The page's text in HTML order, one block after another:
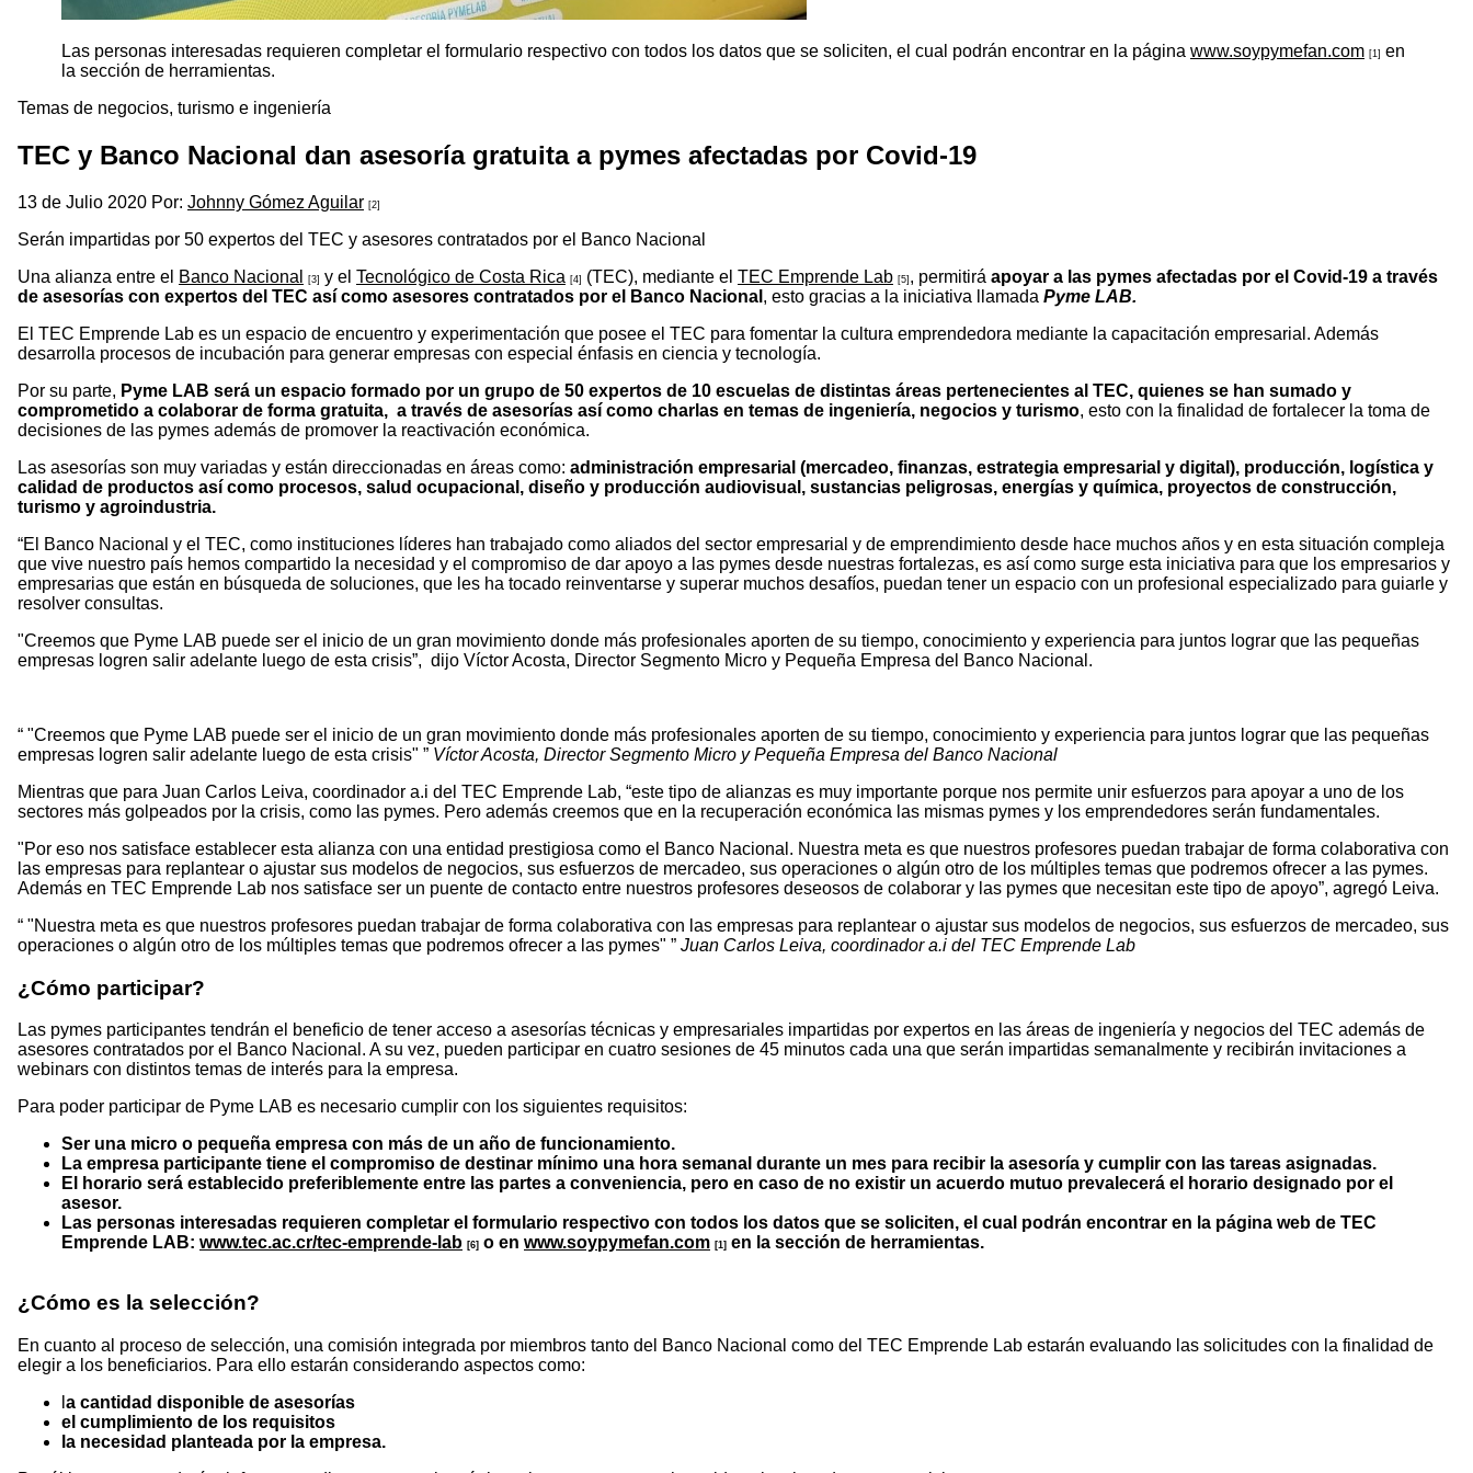
Las personas interesadas requieren completar el formulario respectivo con todos los datos que se soliciten, el cual podrán encontrar en la página www.soypymefan.com [1] en
la sección de herramientas.
Temas de negocios, turismo e ingeniería
TEC y Banco Nacional dan asesoría gratuita a pymes afectadas por Covid-19
13 de Julio 2020 Por: Johnny Gómez Aguilar [2]
Serán impartidas por 50 expertos del TEC y asesores contratados por el Banco Nacional
Una alianza entre el Banco Nacional [3] y el Tecnológico de Costa Rica [4] (TEC), mediante el TEC Emprende Lab [5] , permitirá apoyar a las pymes afectadas por el Covid-19 a través
de asesorías con expertos del TEC así como asesores contratados por el Banco Nacional , esto gracias a la iniciativa llamada Pyme LAB.
El TEC Emprende Lab es un espacio de encuentro y experimentación que posee el TEC para fomentar la cultura emprendedora mediante la capacitación empresarial. Además
desarrolla procesos de incubación para generar empresas con especial énfasis en ciencia y tecnología.
Por su parte, Pyme LAB será un espacio formado por un grupo de 50 expertos de 10 escuelas de distintas áreas pertenecientes al TEC, quienes se han sumado y
comprometido a colaborar de forma gratuita, a través de asesorías así como charlas en temas de ingeniería, negocios y turismo, esto con la finalidad de fortalecer la toma de
decisiones de las pymes además de promover la reactivación económica.
Las asesorías son muy variadas y están direccionadas en áreas como: administración empresarial (mercadeo, finanzas, estrategia empresarial y digital), producción, logística y
calidad de productos así como procesos, salud ocupacional, diseño y producción audiovisual, sustancias peligrosas, energías y química, proyectos de construcción,
turismo y agroindustria.
“El Banco Nacional y el TEC, como instituciones líderes han trabajado como aliados del sector empresarial y de emprendimiento desde hace muchos años y en esta situación compleja
que vive nuestro país hemos compartido la necesidad y el compromiso de dar apoyo a las pymes desde nuestras fortalezas, es así como surge esta iniciativa para que los empresarios y
empresarias que están en búsqueda de soluciones, que les ha tocado reinventarse y superar muchos desafíos, puedan tener un espacio con un profesional especializado para guiarle y
resolver consultas.
"Creemos que Pyme LAB puede ser el inicio de un gran movimiento donde más profesionales aporten de su tiempo, conocimiento y experiencia para juntos lograr que las pequeñas
empresas logren salir adelante luego de esta crisis”, dijo Víctor Acosta, Director Segmento Micro y Pequeña Empresa del Banco Nacional.
"Creemos que Pyme LAB puede ser el inicio de un gran movimiento donde más profesionales aporten de su tiempo, conocimiento y experiencia para juntos lograr que las pequeñas
empresas logren salir adelante luego de esta crisis"
Víctor Acosta, Director Segmento Micro y Pequeña Empresa del Banco Nacional
Mientras que para Juan Carlos Leiva, coordinador a.i del TEC Emprende Lab, “este tipo de alianzas es muy importante porque nos permite unir esfuerzos para apoyar a uno de los
sectores más golpeados por la crisis, como las pymes. Pero además creemos que en la recuperación económica las mismas pymes y los emprendedores serán fundamentales.
"Por eso nos satisface establecer esta alianza con una entidad prestigiosa como el Banco Nacional. Nuestra meta es que nuestros profesores puedan trabajar de forma colaborativa con
las empresas para replantear o ajustar sus modelos de negocios, sus esfuerzos de mercadeo, sus operaciones o algún otro de los múltiples temas que podremos ofrecer a las pymes.
Además en TEC Emprende Lab nos satisface ser un puente de contacto entre nuestros profesores deseosos de colaborar y las pymes que necesitan este tipo de apoyo”, agregó Leiva.
"Nuestra meta es que nuestros profesores puedan trabajar de forma colaborativa con las empresas para replantear o ajustar sus modelos de negocios, sus esfuerzos de mercadeo, sus
operaciones o algún otro de los múltiples temas que podremos ofrecer a las pymes"
Juan Carlos Leiva, coordinador a.i del TEC Emprende Lab
¿Cómo participar?
Las pymes participantes tendrán el beneficio de tener acceso a asesorías técnicas y empresariales impartidas por expertos en las áreas de ingeniería y negocios del TEC además de
asesores contratados por el Banco Nacional. A su vez, pueden participar en cuatro sesiones de 45 minutos cada una que serán impartidas semanalmente y recibirán invitaciones a
webinars con distintos temas de interés para la empresa.
Para poder participar de Pyme LAB es necesario cumplir con los siguientes requisitos:
Ser una micro o pequeña empresa con más de un año de funcionamiento.
La empresa participante tiene el compromiso de destinar mínimo una hora semanal durante un mes para recibir la asesoría y cumplir con las tareas asignadas.
El horario será establecido preferiblemente entre las partes a conveniencia, pero en caso de no existir un acuerdo mutuo prevalecerá el horario designado por el
asesor.
Las personas interesadas requieren completar el formulario respectivo con todos los datos que se soliciten, el cual podrán encontrar en la página web de TEC
Emprende LAB: www.tec.ac.cr/tec-emprende-lab [6] o en www.soypymefan.com [1] en la sección de herramientas.
¿Cómo es la selección?
En cuanto al proceso de selección, una comisión integrada por miembros tanto del Banco Nacional como del TEC Emprende Lab estarán evaluando las solicitudes con la finalidad de
elegir a los beneficiarios. Para ello estarán considerando aspectos como:
a cantidad disponible de asesorías
el cumplimiento de los requisitos
la necesidad planteada por la empresa.